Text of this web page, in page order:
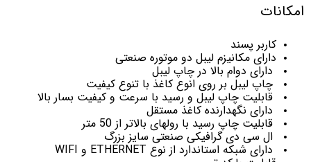
امکانات
کاربر پسند
دارای مکانیزم لیبل دو موتوره صنعتی
دارای دوام بالا در چاپ لیبل
چاپ لیبل بر روی انوع کاغذ با تنوع کیفیت
قابلیت چاپ لیبل و رسید با سرعت و کیفیت بسار بالا
دارای نگهدارنده کاغذ مستقل
قابلیت چاپ رسید با رولهای بالاتر از 50 متر
ال سی دی گرافیکی صنعتی سایز بزرگ
دارای شبکه استاندارد از نوع ETHERNET و WIFI